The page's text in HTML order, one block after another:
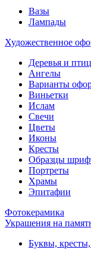
Вазы
Лампады
Художественное
Деревья и
Ангелы
Варианты
Виньетки
Ислам
Свечи
Цветы
Иконы
Кресты
Образцы
Портреты
Храмы
Эпитафии
Фотокерамика
Украшения на
Буквы,